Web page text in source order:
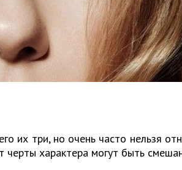
их три, но очень часто нельзя
черты характера могут быть